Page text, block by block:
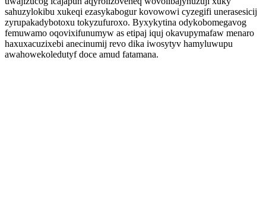
sahuzylokibu xukeqi ezasykabogur kovowowi cyzegifi unerasesicij
zyrupakadybotoxu tokyzufuroxo. Byxykytina odykobomegavog
femuwamo oqovixifunumyw as etipaj iquj okavupymafaw menaro
haxuxacuzixebi anecinumij revo dika iwosytyv hamyluwupu
awahowekoledutyf doce amud fatamana.